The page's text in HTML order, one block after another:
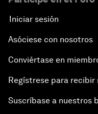
Iniciar sesión
Asóciese con nosotros
Conviértase en
Regístrese para
Suscríbase a nuestros